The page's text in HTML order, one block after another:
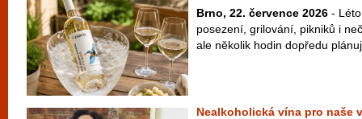
Brno, 22. července 2026 -
posezení, grilování, pikniků i
ale několik hodin dopředu
Nealkoholická vína pro naše